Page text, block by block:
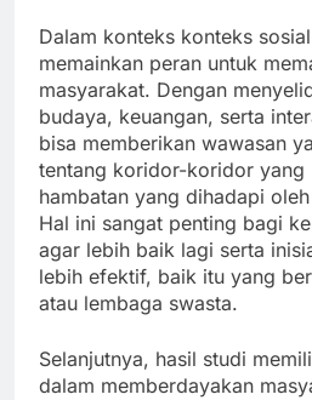
Dalam konteks konteks
memainkan peran untuk
masyarakat. Dengan
budaya, keuangan, serta
bisa memberikan wawasan
tentang koridor-koridor yang
hambatan yang dihadapi
Hal ini sangat penting bagi
agar lebih baik lagi serta
lebih efektif, baik itu yang
atau lembaga swasta.
Selanjutnya, hasil studi
dalam memberdayakan